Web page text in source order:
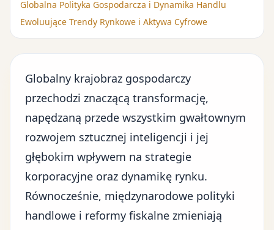
Globalna Polityka Gospodarcza i Dynamika Handlu
Ewoluujące Trendy Rynkowe i Aktywa Cyfrowe
Globalny krajobraz gospodarczy
przechodzi znaczącą transformację,
napędzaną przede wszystkim gwałtownym
rozwojem sztucznej inteligencji i jej
głębokim wpływem na strategie
korporacyjne oraz dynamikę rynku.
Równocześnie, międzynarodowe polityki
handlowe i reformy fiskalne zmieniają